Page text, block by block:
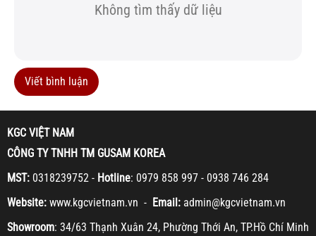
Không tìm thấy dữ liệu
Viết bình luận
KGC VIỆT NAM
CÔNG TY TNHH TM GUSAM KOREA
MST: 0318239752 - Hotline: 0979 858 997 - 0938 746 284
Website: www.kgcvietnam.vn - Email: admin@kgcvietnam.vn
Showroom: 34/63 Thạnh Xuân 24, Phường Thới An, TP.Hồ Chí Minh